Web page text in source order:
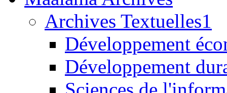
Archives Textuelles1
Développement
Développement